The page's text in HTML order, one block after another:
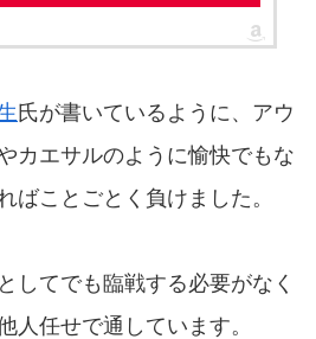
氏が書いているように、アウ
カエサルのように愉快でもな
ばことごとく負けました。
してでも臨戦する必要がなく
人任せで通しています。